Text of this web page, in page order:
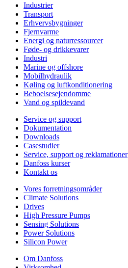
Industrier
Transport
Erhvervsbygninger
Fjernvarme
Energi og naturressourcer
Føde- og drikkevarer
Industri
Marine og offshore
Mobilhydraulik
Køling og luftkonditionering
Beboelsesejendomme
Vand og spildevand
Service og support
Dokumentation
Downloads
Casestudier
Service, support og reklamationer
Danfoss kurser
Kontakt os
Vores forretningsområder
Climate Solutions
Drives
High Pressure Pumps
Sensing Solutions
Power Solutions
Silicon Power
Om Danfoss